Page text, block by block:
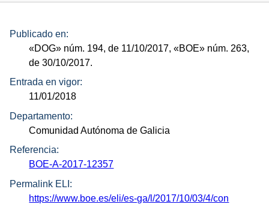
Publicado en:
«DOG» núm. 194, de 11/10/2017,«BOE» núm. 263,
de 30/10/2017.
Entrada en vigor:
11/01/2018
Departamento:
Comunidad Autónoma de Galicia
Referencia:
BOE-A-2017-12357
Permalink ELI:
https://www.boe.es/eli/es-ga/l/2017/10/03/4/con